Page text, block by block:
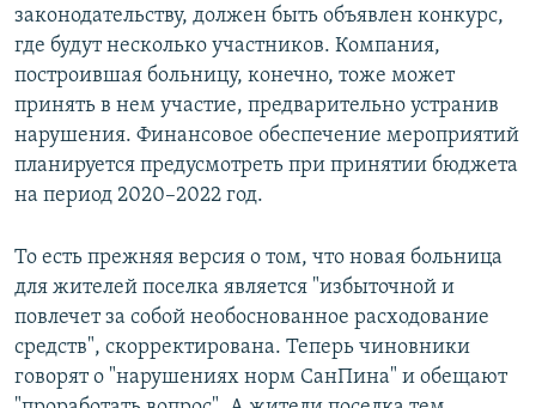
законодательству, должен быть объявлен конкурс,
где будут несколько участников. Компания,
построившая больницу, конечно, тоже может
принять в нем участие, предварительно устранив
нарушения. Финансовое обеспечение мероприятий
планируется предусмотреть при принятии бюджета
на период 2020–2022 год.
То есть прежняя версия о том, что новая больница
для жителей поселка является "избыточной и
повлечет за собой необоснованное расходование
средств", скорректирована. Теперь чиновники
говорят о "нарушениях норм СанПина" и обещают